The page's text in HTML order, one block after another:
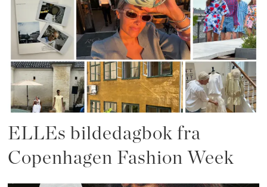
ELLEs bildedagbok fra
Copenhagen Fashion Week